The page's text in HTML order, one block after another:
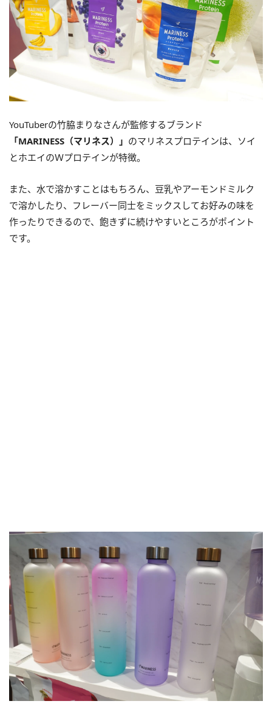
YouTuberの竹脇まりなさんが監修するブランド
「MARINESS（マリネス）」 のマリネスプロテインは、ソイ
とホエイのＷプロテインが特徴。
また、水で溶かすことはもちろん、豆乳やアーモンドミルク
で溶かしたり、フレーバー同士をミックスしてお好みの味を
作ったりできるので、飽きずに続けやすいところがポイント
です。